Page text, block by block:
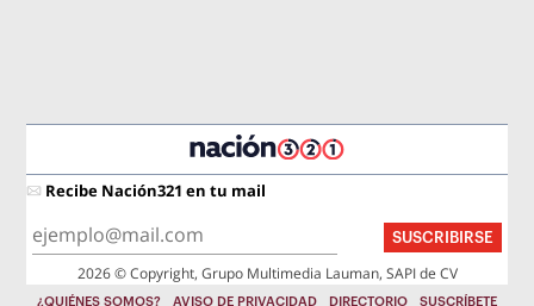
Recibe Nación321 en tu mail
SUSCRIBIRSE
2026 © Copyright, Grupo Multimedia Lauman, SAPI de CV
¿QUIÉNES SOMOS? AVISO DE PRIVACIDAD DIRECTORIO SUSCRÍBETE